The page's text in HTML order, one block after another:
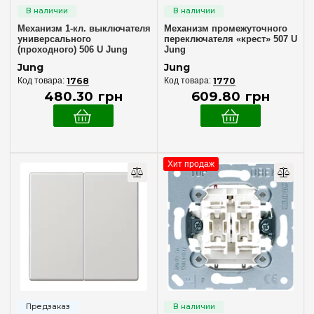
Точка доступа
Выключатели 3-кл
Выключатели 2-х полюсные(1)
Промежуточные — схема «крест»
Переключатели 1-кл(6)
Переключатели 2-кл
Переключатели 3-кл
(2)
Жалюзи/рольставни(4)
Механизмы управления
Терморегуляторы теплого пола(1)
Управление рольставнями — жалюзи
Степень защиты IP
IP20(6)
Механизм 1-кл. выключателя
универсального
(проходного) 506 U Jung
Jung
1768
480.30 грн
Механизм промежуточного
переключателя «крест» 507 U
Jung
Jung
1770
609.80 грн
Хит продаж